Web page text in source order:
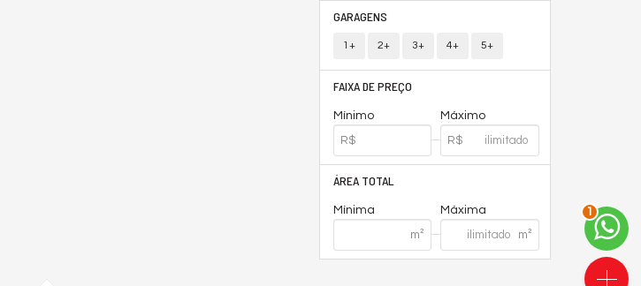
GARAGENS
1+ 2+ 3+ 4+ 5+
FAIXA DE PREÇO
Mínimo Máximo
ÁREA TOTAL
Mínima Máxima